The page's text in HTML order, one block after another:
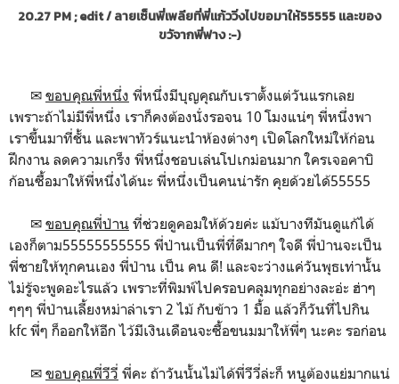
20.27 PM ; edit / ลายเซ็นพี่เพลียที่พี่แก้ววิ่งไปขอมาให้55555 และของ
ขวัจากพี่ฟาง :-)
✉ ขอบคุณพี่หนึ่ง พี่หนึ่งมีบุญคุณกับเราตั้งแต่วันแรกเลย
เพราะถ้าไม่มีพี่หนึ่ง เราก็คงต้องนั่งรอจน 10 โมงแน่ๆ พี่หนึ่งพา
เราขึ้นมาที่ชั้น และพาทัวร์แนะนำห้องต่างๆ เปิดโลกใหม่ให้ก่อน
ฝึกงาน ลดความเกร็ง พี่หนึ่งชอบเล่นโปเกม่อนมาก ใครเจอคาบิ
ก้อนซื้อมาให้พี่หนึ่งได้นะ พี่หนึ่งเป็นคนน่ารัก คุยด้วยได้55555
✉ ขอบคุณพี่ป่าน ที่ช่วยดูคอมให้ด้วยค่ะ แม้บางทีมันดูแก้ได้
เองก็ตาม55555555555 พี่ป่านเป็นพี่ที่ดีมากๆ ใจดี พี่ป่านจะเป็น
พี่ชายให้ทุกคนเอง พี่ป่าน เป็น คน ดี! และจะว่างแค่วันพุธเท่านั้น
ไม่รู้จะพูดอะไรแล้ว เพราะที่พิมพ์ไปครอบคลุมทุกอย่างละอ่ะ ฮ่าๆ
ๆๆๆ พี่ป่านเลี้ยงหม่าล่าเรา 2 ไม้ กับข้าว 1 มื้อ แล้วก็วันที่ไปกิน
kfc พี่ๆ ก็ออกให้อีก ไว้มีเงินเดือนจะซื้อขนมมาให้พี่ๆ นะคะ รอก่อน
✉ ขอบคุณพี่วีวี่ พี่คะ ถ้าวันนั้นไม่ได้พี่วีวี่ล่ะก็ หนูต้องแย่มากแน่